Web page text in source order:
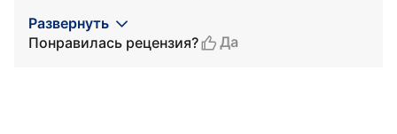
Развернуть
Понравилась рецензия?
Да